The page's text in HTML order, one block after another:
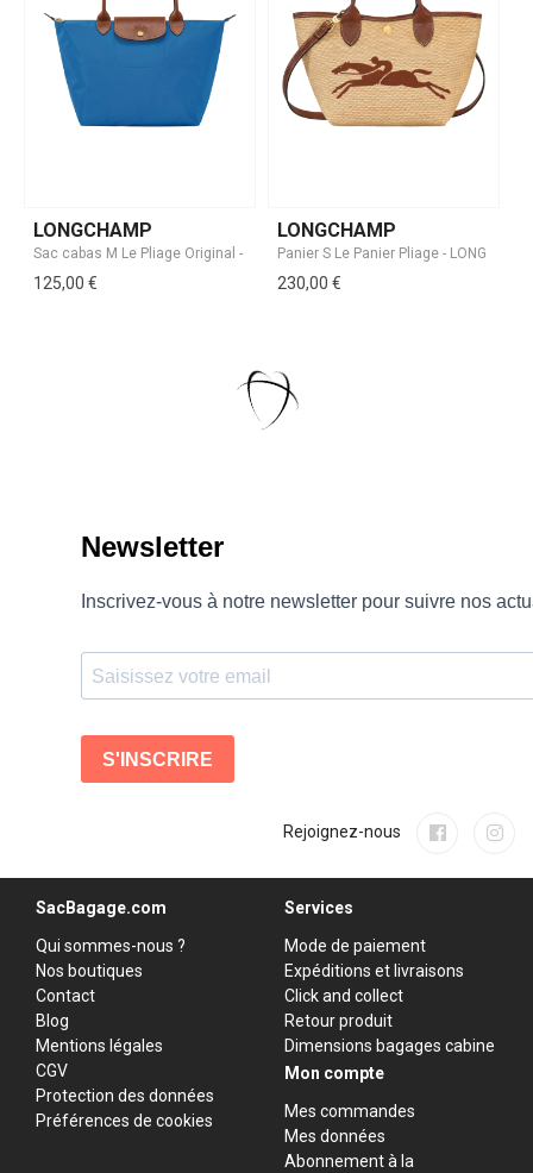
LONGCHAMP
125,00 €
LONGCHAMP
230,00 €
Rejoignez-nous
SacBagage.com
Qui sommes-nous ?
Nos boutiques
Contact
Blog
Mentions légales
CGV
Protection des données
Préférences de cookies
Services
Mode de paiement
Expéditions et livraisons
Click and collect
Retour produit
Dimensions bagages cabine
Mon compte
Mes commandes
Mes données
Abonnement à la